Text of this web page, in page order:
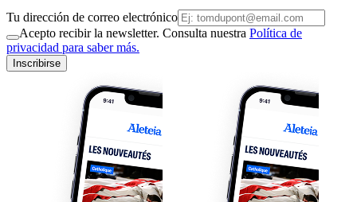
Tu dirección de correo electrónico
Acepto recibir la newsletter. Consulta nuestra Política de
privacidad para saber más.
Inscribirse